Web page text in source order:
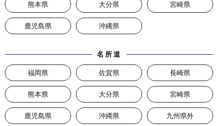
熊本県 大分県 宮崎県
鹿児島県 沖縄県
名所道
福岡県 佐賀県 長崎県
熊本県 大分県 宮崎県
鹿児島県 沖縄県 九州県外